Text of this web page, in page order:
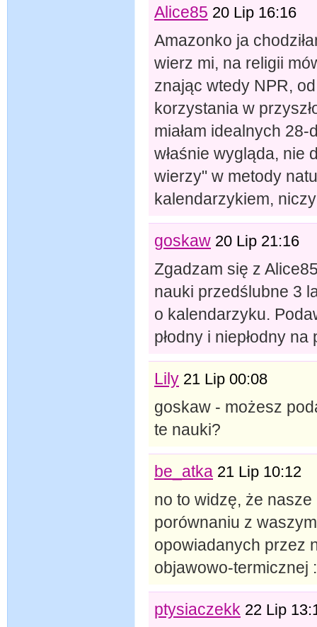
Alice85 20 Lip 16:16
Amazonko ja
wierz mi, na religii
znając wtedy NPR,
korzystania w
miałam idealnych
właśnie wygląda, nie
wierzy" w metody
kalendarzykiem,
goskaw 20 Lip 21:16
Zgadzam się z
nauki przedślubne 3
o kalendarzyku.
płodny i niepłodny
Lily 21 Lip 00:08
goskaw - możesz
te nauki?
be_atka 21 Lip 10:12
no to widzę, że
porównaniu z
opowiadanych przez
objawowo-termicznej
ptysiaczekk 22 Lip